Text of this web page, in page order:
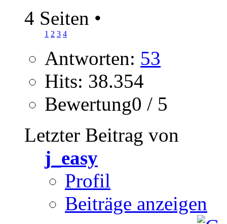
4 Seiten •
1 2 3 4
Antworten: 53
Hits: 38.354
Bewertung0 / 5
Letzter Beitrag von
j_easy
Profil
Beiträge anzeigen